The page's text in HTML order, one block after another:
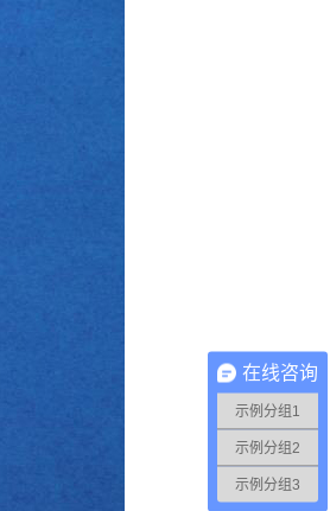
在线咨询
示例分组1
示例分组2
示例分组3